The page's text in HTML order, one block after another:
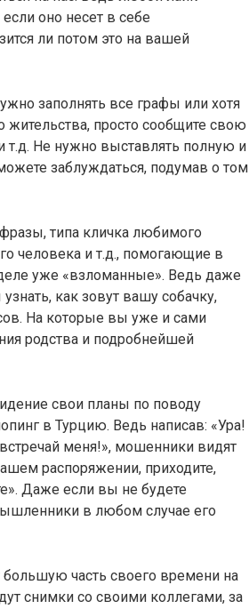
оно несет в себе
ли потом это на вашей
заполнять все графы или хотя
жительства, просто сообщите свою
т.д. Не нужно выставлять полную и
заблуждаться, подумав о том
типа кличка любимого
человека и т.д., помогающие в
уже «взломанные». Ведь даже
как зовут вашу собачку,
На которые вы уже и сами
родства и подробнейшей
свои планы по поводу
в Турцию. Ведь написав: «Ура!
меня!», мошенники видят
распоряжении, приходите,
Даже если вы не будете
в любом случае его
часть своего времени на
снимки со своими коллегами, за